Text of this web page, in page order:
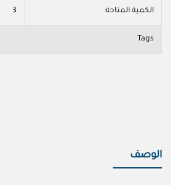
الكمية المتاحة 3
Tags
الوصف